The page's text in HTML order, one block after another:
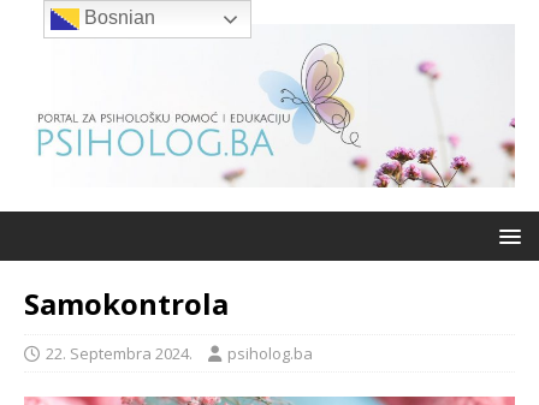
Samokontrola
22. Septembra 2024. psiholog.ba
Bosnian